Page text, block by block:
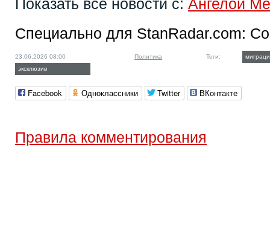
Показать все новости с: Ангелой
Специально для StanRadar.com:
23.06.2026 08:00 Политика Теги:
эксклюзив
Facebook Одноклассники Twitter ВКонтакте
Правила комментирования